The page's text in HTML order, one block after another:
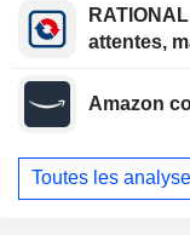
RATIONAL : Un bénéfice
attentes,
Amazon
Toutes les